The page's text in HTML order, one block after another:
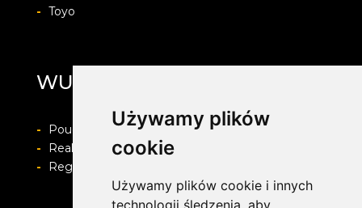
Używamy plików
cookie
Używamy plików cookie i innych
technologii śledzenia, aby
- Toyo
WULKAN SERVICE
-
Pouczenie o prawie do odstapienia od umowy
-
Realizacja zamówienia i formy płatności
-
Regulamin i Polityka prywatności